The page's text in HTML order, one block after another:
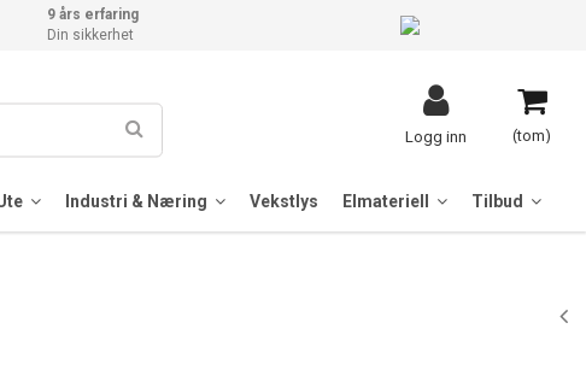
9 års erfaring
Din sikkerhet
(tom)
Logg inn
Industri & Næring Vekstlys Elmateriell Tilbud